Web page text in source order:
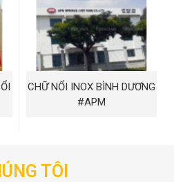
CHỮ NỔI INOX BÌNH DƯƠNG
#APM
TÔI